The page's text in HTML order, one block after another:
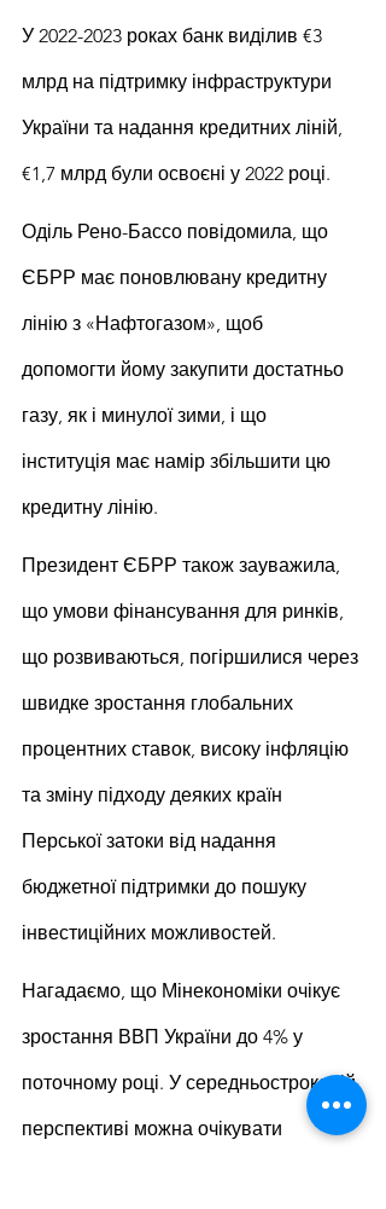
У 2022-2023 роках банк виділив €3
млрд на підтримку інфраструктури
України та надання кредитних ліній,
€1,7 млрд були освоєні у 2022 році.
Оділь Рено-Бассо повідомила, що
ЄБРР має поновлювану кредитну
лінію з «Нафтогазом», щоб
допомогти йому закупити достатньо
газу, як і минулої зими, і що
інституція має намір збільшити цю
кредитну лінію.
Президент ЄБРР також зауважила,
що умови фінансування для ринків,
що розвиваються, погіршилися через
швидке зростання глобальних
процентних ставок, високу інфляцію
та зміну підходу деяких країн
Перської затоки від надання
бюджетної підтримки до пошуку
інвестиційних можливостей.
Нагадаємо, що Мінекономіки очікує
зростання ВВП України до 4% у
поточному році. У середньостроковій
перспективі можна очікувати